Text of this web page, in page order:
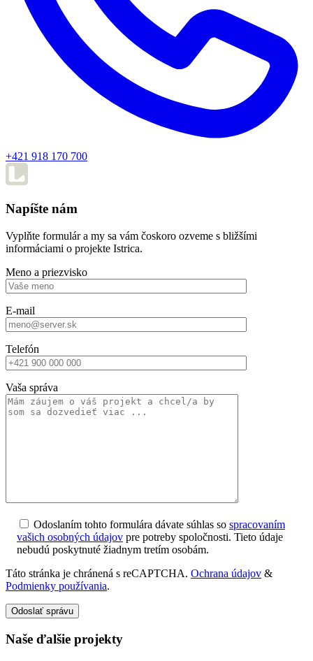
+421 918 170 700
Napíšte nám
Vyplňte formulár a my sa vám čoskoro ozveme s bližšími
informáciami o projekte Istrica.
Meno a priezvisko
E-mail
Telefón
Vaša správa
Odoslaním tohto formulára dávate súhlas so spracovaním
vašich osobných údajov pre potreby spoločnosti. Tieto údaje
nebudú poskytnuté žiadnym tretím osobám.
Táto stránka je chránená s reCAPTCHA. Ochrana údajov &
Podmienky používania.
Odoslať správu
Naše ďalšie projekty